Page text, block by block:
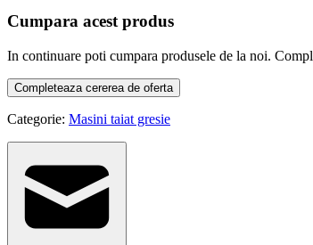
Cumpara acest produs
In continuare poti cumpara produsele de la noi.
Completeaza cererea de oferta
Categorie: Masini taiat gresie